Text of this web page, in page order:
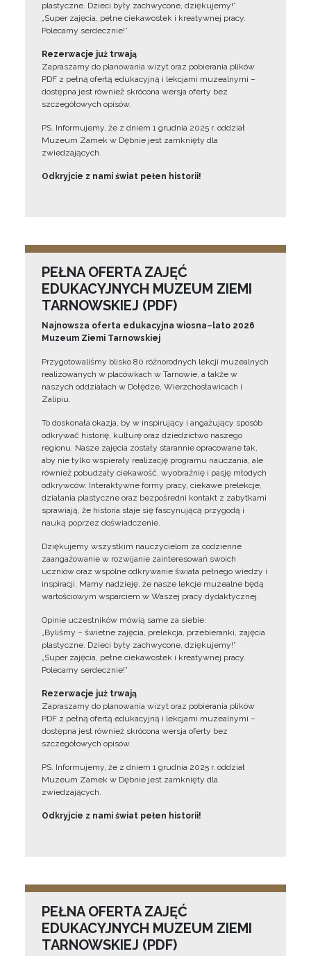
plastyczne. Dzieci były zachwycone, dziękujemy!”
„Super zajęcia, pełne ciekawostek i kreatywnej pracy.
Polecamy serdecznie!”
Rezerwacje już trwają
Zapraszamy do planowania wizyt oraz pobierania plików
PDF z pełną ofertą edukacyjną i lekcjami muzealnymi –
dostępna jest również skrócona wersja oferty bez
szczegółowych opisów.
PS. Informujemy, że z dniem 1 grudnia 2025 r. oddział
Muzeum Zamek w Dębnie jest zamknięty dla
zwiedzających.
Odkryjcie z nami świat pełen historii!
PEŁNA OFERTA ZAJĘĆ
EDUKACYJNYCH MUZEUM ZIEMI
TARNOWSKIEJ (PDF)
Najnowsza oferta edukacyjna wiosna–lato 2026
Muzeum Ziemi Tarnowskiej
Przygotowaliśmy blisko 80 różnorodnych lekcji muzealnych
realizowanych w placówkach w Tarnowie, a także w
naszych oddziałach w Dołędze, Wierzchosławicach i
Zalipiu.
To doskonała okazja, by w inspirujący i angażujący sposób
odkrywać historię, kulturę oraz dziedzictwo naszego
regionu. Nasze zajęcia zostały starannie opracowane tak,
aby nie tylko wspierały realizację programu nauczania, ale
również pobudzały ciekawość, wyobraźnię i pasję młodych
odkrywców. Interaktywne formy pracy, ciekawe prelekcje,
działania plastyczne oraz bezpośredni kontakt z zabytkami
sprawiają, że historia staje się fascynującą przygodą i
nauką poprzez doświadczenie.
Dziękujemy wszystkim nauczycielom za codzienne
zaangażowanie w rozwijanie zainteresowań swoich
uczniów oraz wspólne odkrywanie świata pełnego wiedzy i
inspiracji. Mamy nadzieję, że nasze lekcje muzealne będą
wartościowym wsparciem w Waszej pracy dydaktycznej.
Opinie uczestników mówią same za siebie:
„Byliśmy – świetne zajęcia, prelekcja, przebieranki, zajęcia
plastyczne. Dzieci były zachwycone, dziękujemy!”
„Super zajęcia, pełne ciekawostek i kreatywnej pracy.
Polecamy serdecznie!”
Rezerwacje już trwają
Zapraszamy do planowania wizyt oraz pobierania plików
PDF z pełną ofertą edukacyjną i lekcjami muzealnymi –
dostępna jest również skrócona wersja oferty bez
szczegółowych opisów.
PS. Informujemy, że z dniem 1 grudnia 2025 r. oddział
Muzeum Zamek w Dębnie jest zamknięty dla
zwiedzających.
Odkryjcie z nami świat pełen historii!
PEŁNA OFERTA ZAJĘĆ
EDUKACYJNYCH MUZEUM ZIEMI
TARNOWSKIEJ (PDF)